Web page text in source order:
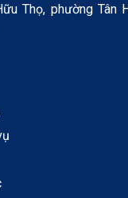
Thọ, phường Tân